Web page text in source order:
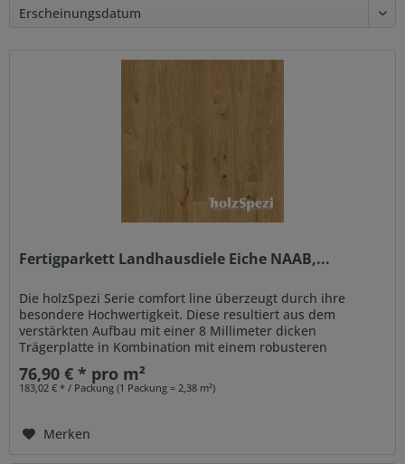
Fertigparkett Landhausdiele Eiche NAAB,...
Die holzSpezi Serie comfort line überzeugt durch ihre
besondere Hochwertigkeit. Diese resultiert aus dem
verstärkten Aufbau mit einer 8 Millimeter dicken
Trägerplatte in Kombination mit einem robusteren
Gegenzug. Auch der...
76,90 € * pro m²
183,02 € * / Packung (1 Packung = 2,38 m²)
Merken